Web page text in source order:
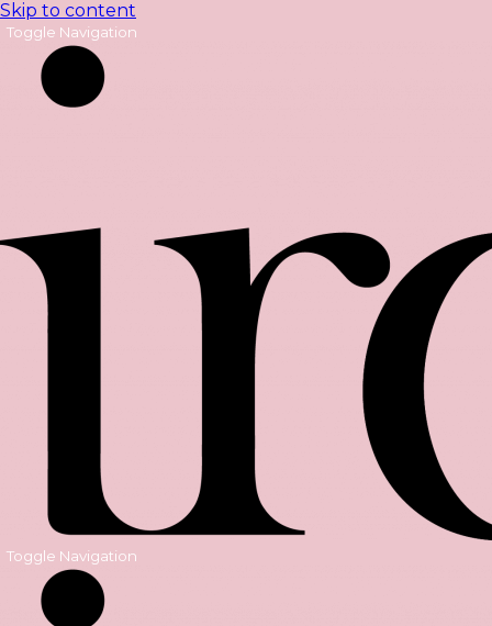
Skip to content
Toggle Navigation
Toggle Navigation